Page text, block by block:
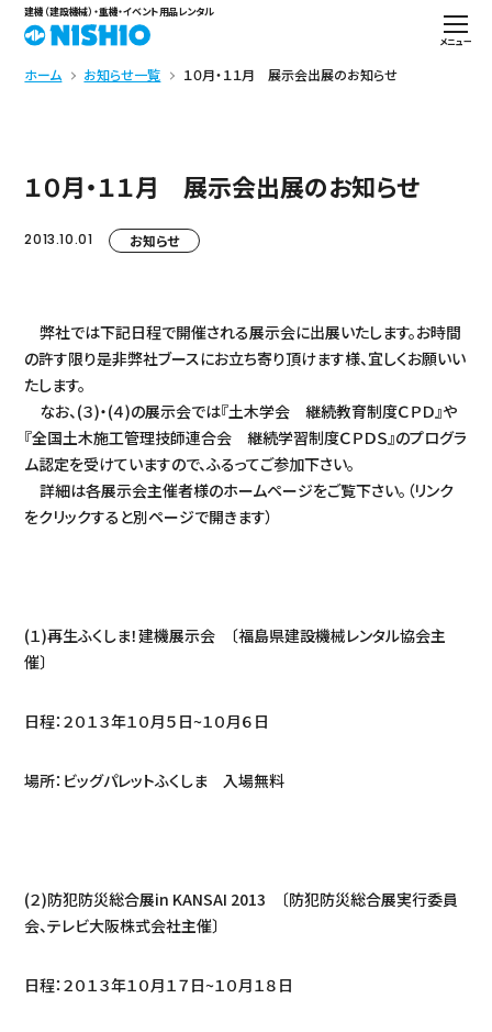
建機（建設機械）・重機・イベント用品レンタル
メニュー
ホーム お知らせ一覧 １０月・１１月 展示会出展のお知らせ
１０月・１１月 展示会出展のお知らせ
2013.10.01 お知らせ
弊社では下記日程で開催される展示会に出展いたします。お時間
の許す限り是非弊社ブースにお立ち寄り頂けます様、宜しくお願いい
たします。
なお、(３)・(４)の展示会では『土木学会 継続教育制度ＣＰＤ』や
『全国土木施工管理技師連合会 継続学習制度ＣＰＤＳ』のプログラ
ム認定を受けていますので、ふるってご参加下さい。
詳細は各展示会主催者様のホームページをご覧下さい。（リンク
をクリックすると別ページで開きます）
(１)再生ふくしま！建機展示会 〔福島県建設機械レンタル協会主
催〕
日程：２０１３年１０月５日~１０月６日
場所：ビッグパレットふくしま 入場無料
(２)防犯防災総合展in KANSAI 2013 〔防犯防災総合展実行委員
会、テレビ大阪株式会社主催〕
日程：２０１３年１０月１７日~１０月１８日